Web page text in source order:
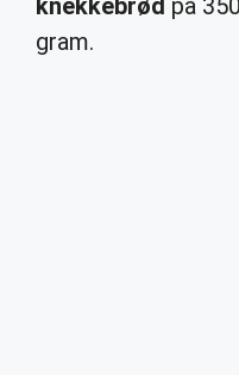
knekkebrød på
gram.